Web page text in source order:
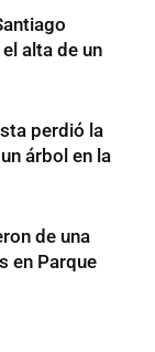
alta de un
perdió la
árbol en la
de una
en Parque